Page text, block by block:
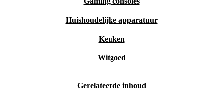
Huishoudelijke apparatuur
Keuken
Witgoed
Gerelateerde inhoud